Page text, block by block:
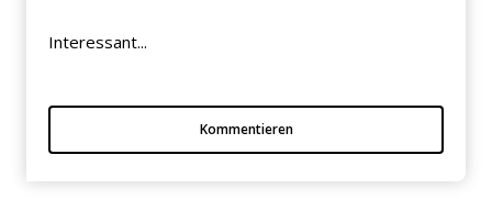
Interessant...
Kommentieren